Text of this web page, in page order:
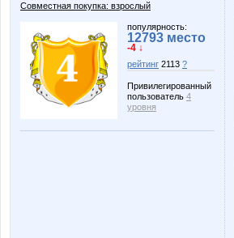
Совместная покупка: взрослый
популярность:
12793 место
-4 ↓
рейтинг 2113 ?
Привилегированный
пользователь 4
уровня